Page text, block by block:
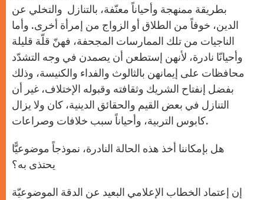
بطريقة ممنهجة وأحياناً معنّفة، بالتنازل والتخلي عن
الدين، خوفاً من الطلاق أو الزواج من إمرأة أخرى. وأما
الناجيات من تلك الممارسات المجحفة، فهنّ قلّة قليلة
وأحيانّا نادرة، لأنهن إستطعن أن يصمدن في وجه التشدّد
محافظات على إيمانهن بالثالوث والفداء والكنيسة، وذلك
بفضل إنفتاح الشريك وثقافته وقبوله الإختلاف، غير أن
التنازل في بعض القيم والحقائق الدينية، كان ولا يزال
كابوس التربية، وأحياناً سبب خلافات وصراعات.
هل بإمكاننا أخذ هذه الحالة النادرة، نموذجاً موضوعيًّا
يحتذى به؟
إن إعتماد الخطاب الإعلامي البعيد عن الدقة الموضوعيّة